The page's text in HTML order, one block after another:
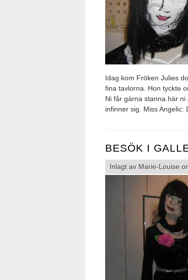
Idag kom Fröken Julies
fina tavlorna. Hon tyckte
Ni får gärna stanna här
infinner sig. Miss Angelic:
BESÖK I
Inlagt av Marie-Louise